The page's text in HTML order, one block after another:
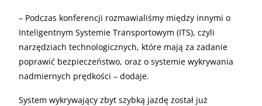
– Podczas konferencji rozmawialiśmy między innymi o
Inteligentnym Systemie Transportowym (ITS), czyli
narzędziach technologicznych, które mają za zadanie
poprawić bezpieczeństwo, oraz o systemie wykrywania
nadmiernych prędkości – dodaje.
System wykrywający zbyt szybką jazdę został już